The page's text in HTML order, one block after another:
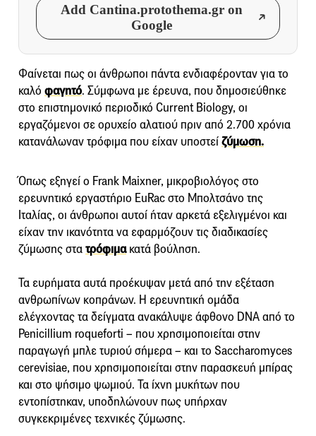
Add Cantina.protothema.gr on
Google
Φαίνεται πως οι άνθρωποι πάντα ενδιαφέρονταν για το
καλό φαγητό. Σύμφωνα με έρευνα, που δημοσιεύθηκε
στο επιστημονικό περιοδικό Current Biology, οι
εργαζόμενοι σε ορυχείο αλατιού πριν από 2.700 χρόνια
κατανάλωναν τρόφιμα που είχαν υποστείζύμωση.
Όπως εξηγεί ο Frank Maixner, μικροβιολόγος στο
ερευνητικό εργαστήριο EuRac στο Μπολτσάνο της
Ιταλίας, οι άνθρωποι αυτοί ήταν αρκετά εξελιγμένοι και
είχαν την ικανότητα να εφαρμόζουν τις διαδικασίες
ζύμωσης στατρόφιμακατά βούληση.
Τα ευρήματα αυτά προέκυψαν μετά από την εξέταση
ανθρωπίνων κοπράνων. Η ερευνητική ομάδα
ελέγχοντας τα δείγματα ανακάλυψε άφθονο DNA από το
Penicillium roqueforti – που χρησιμοποιείται στην
παραγωγή μπλε τυριού σήμερα – και το Saccharomyces
cerevisiae, που χρησιμοποιείται στην παρασκευή μπίρας
και στο ψήσιμο ψωμιού. Τα ίχνη μυκήτων που
εντοπίστηκαν, υποδηλώνουν πως υπήρχαν
συγκεκριμένες τεχνικές ζύμωσης.